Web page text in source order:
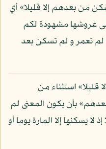
من بعدهم إلا قليلا» أي
عروشها مشهودة لكم
لم تعمر و لم تسكن بعد
قليلا» استثناء من
بأن يكون المعنى لم
يسكنها إلا المارة يوما أو